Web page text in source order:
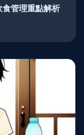
管理重點解析